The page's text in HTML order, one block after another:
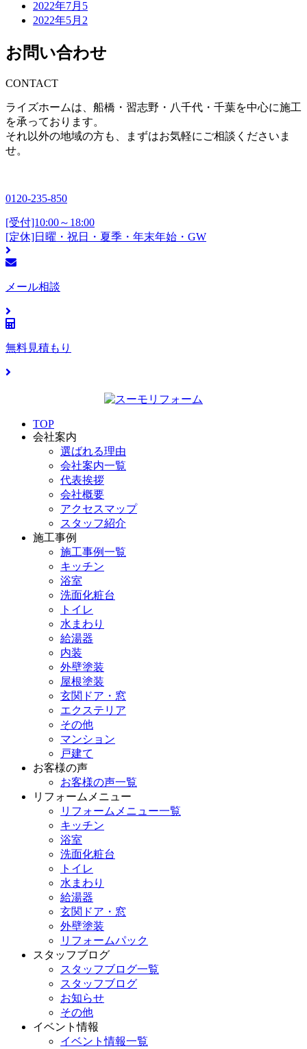
2022年7月 5
2022年5月 2
お問い合わせ
CONTACT
ライズホームは、船橋・習志野・八千代・千葉を中心に施工
を承っております。
それ以外の地域の方も、まずはお気軽にご相談くださいま
せ。
0120-235-850
[受付]10:00～18:00
[定休]日曜・祝日・夏季・年末年始・GW
メール相談
無料見積もり
TOP
会社案内
選ばれる理由
会社案内一覧
代表挨拶
会社概要
アクセスマップ
スタッフ紹介
施工事例
施工事例一覧
キッチン
浴室
洗面化粧台
トイレ
水まわり
給湯器
内装
外壁塗装
屋根塗装
玄関ドア・窓
エクステリア
その他
マンション
戸建て
お客様の声
お客様の声一覧
リフォームメニュー
リフォームメニュー一覧
キッチン
浴室
洗面化粧台
トイレ
水まわり
給湯器
玄関ドア・窓
外壁塗装
リフォームパック
スタッフブログ
スタッフブログ一覧
スタッフブログ
お知らせ
その他
イベント情報
イベント情報一覧